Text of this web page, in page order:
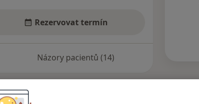
Rezervovat termín
Názory pacientů (14)